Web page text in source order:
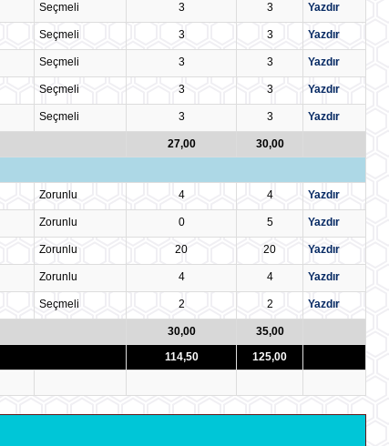
Seçmeli 3 3 Yazdır
Seçmeli 3 3 Yazdır
Seçmeli 3 3 Yazdır
Seçmeli 3 3 Yazdır
Seçmeli 3 3 Yazdır
27,00
30,00
Zorunlu 4 4 Yazdır
Zorunlu 0 5 Yazdır
Zorunlu 20 20 Yazdır
Zorunlu 4 4 Yazdır
Seçmeli 2 2 Yazdır
30,00
35,00
114,50 125,00